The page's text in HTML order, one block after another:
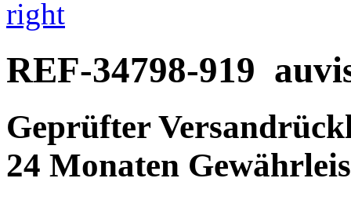
right
REF-34798-919
Geprüfter
24 Monaten